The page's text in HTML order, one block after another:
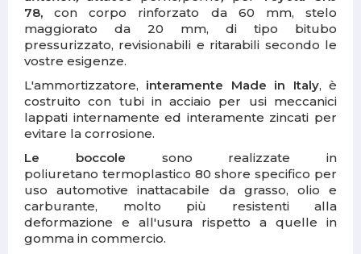
78,con corpo rinforzato da 60 mm, stelo
maggiorato da 20 mm, di tipo bitubo
pressurizzato, revisionabili e ritarabili secondo le
vostre esigenze.
L'ammortizzatore, interamente Made in Italy, è
costruito con tubi in acciaio per usi meccanici
lappati internamente ed interamente zincati per
evitare la corrosione.
Le boccole sono realizzate in
poliuretano termoplastico 80 shore specifico per
uso automotive inattacabile da grasso, olio e
carburante, molto più resistenti alla
deformazione e all'usura rispetto a quelle in
gomma in commercio.